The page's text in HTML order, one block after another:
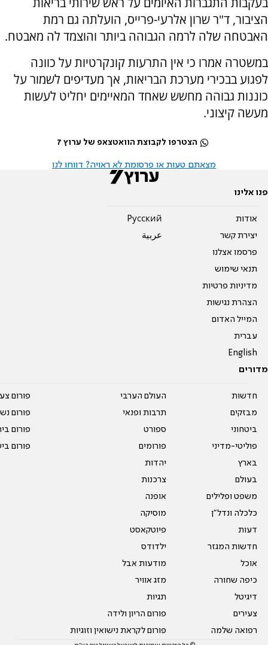
הציבור, ד"ר שרון אלרעי-פרייס, הועלתה גם רמת
האבטחה שלה לרמה הגבוהה ביותר והוצמד לה מאבטח.
במשטרה אמרו כי אין התרעות קונקרטיות על כוונה
לפגוע בבכירי מערכת הבריאות, אך מעדיפים לשמור על
כוננות גבוהה מחשש שאחד המאיימים יחליט לעשות
מעשה קיצוני.
הצטרפו לקבוצת הוואטצאפ של ערוץ 7
מצאתם טעות או פרסומת לא ראויה? דווחו לנו
פנו אלינו
אודות
יצירת קשר
פרסמו אצלנו
תנאי שימוש
מדיניות פרטיות
הצהרת נגישות
המייל האדום
עברית
English
Pусский
عربية
מדורים
חדשות
מבזקים
ביטחוני
פוליטי-מדיני
בארץ
בעולם
משפט ופלילים
כלכלה ונדל"ן
דעות
חדשות המגזר
אוכל
כיפה שחורה
דיגיטל
צעירים
רפואה שלמה
העולם הערבי
תרבות ופנאי
ספורט
פורומים
יהדות
צרכנות
אופנה
מוסיקה
פיוטקאסט
ילדודס
מודעות אבל
מזג אוויר
תגיות
פורום הריון ולידה
פורום לקראת נישואין וזוגיות
פורום
פורום
פורום
פורום